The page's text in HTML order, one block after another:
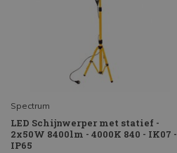
Spectrum
LED Schijnwerper met statief -
2x50W 8400lm - 4000K 840 - IK07 -
IP65